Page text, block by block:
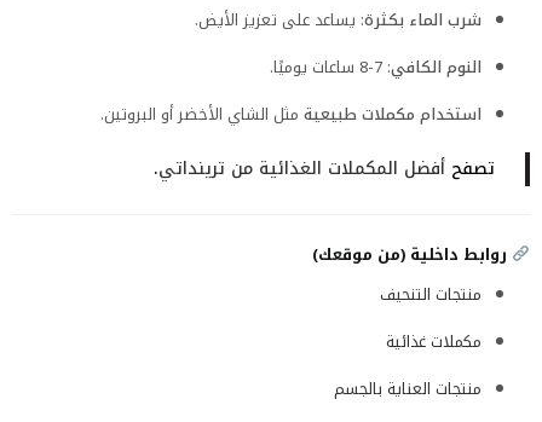
شرب الماء بكثرة: يساعد على تعزيز الأيض.
النوم الكافي: 7-8 ساعات يوميًا.
استخدام مكملات طبيعية مثل الشاي الأخضر أو البروتين.
تصفح أفضل المكملات الغذائية من ترينداتي.
روابط داخلية (من موقعك)
منتجات التنحيف
مكملات غذائية
منتجات العناية بالجسم